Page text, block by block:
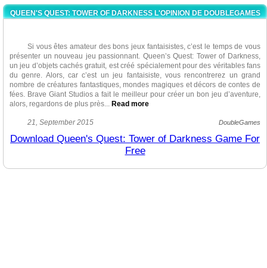
QUEEN'S QUEST: TOWER OF DARKNESS L'OPINION DE DOUBLEGAMES
Si vous êtes amateur des bons jeux fantaisistes, c’est le temps de vous
présenter un nouveau jeu passionnant. Queen’s Quest: Tower of Darkness,
un jeu d’objets cachés gratuit, est créé spécialement pour des véritables fans
du genre. Alors, car c’est un jeu fantaisiste, vous rencontrerez un grand
nombre de créatures fantastiques, mondes magiques et décors de contes de
fées. Brave Giant Studios a fait le meilleur pour créer un bon jeu d’aventure,
alors, regardons de plus près.
Read more
A notre opinion, l’histoire mérite 4 étoiles sur 5. Elle est assez bonne,
transformé le prince en pierre et enlevé l’enfant royale. Incarnez la princesse,
sauvez votre petite famille et découvrez des nombreux secrets du passé de
différents endroits à explorer et des objets cachés à collectionner. C’est une
21, September 2015 DoubleGames
Download Queen's Quest: Tower of Darkness Game For
Free